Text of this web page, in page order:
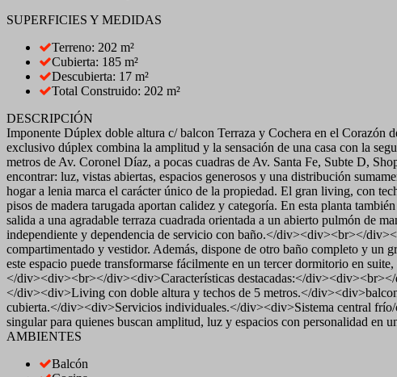
SUPERFICIES Y MEDIDAS
Terreno: 202 m²
Cubierta: 185 m²
Descubierta: 17 m²
Total Construido: 202 m²
DESCRIPCIÓN
Imponente Dúplex doble altura c/ balcon Terraza y Cochera en el Corazón
exclusivo dúplex combina la amplitud y la sensación de una casa con la
metros de Av. Coronel Díaz, a pocas cuadras de Av. Santa Fe, Subte D,
encontrar: luz, vistas abiertas, espacios generosos y una distribución
hogar a lenia marca el carácter único de la propiedad. El gran living, con
pisos de madera tarugada aportan calidez y categoría. En esta planta
salida a una agradable terraza cuadrada orientada a un abierto pulmón de
independiente y dependencia de servicio con baño.</div><div><br></
compartimentado y vestidor. Además, dispone de otro baño completo y un
este espacio puede transformarse fácilmente en un tercer dormitorio en
</div><div><br></div><div>Características destacadas:</
</div><div>Living con doble altura y techos de 5 metros.</
cubierta.</div><div>Servicios individuales.</div><div>Sistema central
singular para quienes buscan amplitud, luz y espacios con personalidad
AMBIENTES
Balcón